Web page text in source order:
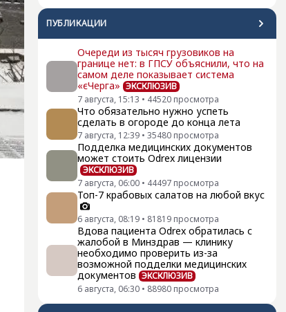
ПУБЛИКАЦИИ
Очереди из тысяч грузовиков на
границе нет: в ГПСУ объяснили, что на
самом деле показывает система
«єЧерга» ЭКСКЛЮЗИВ
7 августа, 15:13 • 44520 просмотра
Что обязательно нужно успеть
сделать в огороде до конца лета
7 августа, 12:39 • 35480 просмотра
Подделка медицинских документов
может стоить Odrex лицензии
ЭКСКЛЮЗИВ
7 августа, 06:00 • 44497 просмотра
Топ-7 крабовых салатов на любой вкус
6 августа, 08:19 • 81819 просмотра
Вдова пациента Odrex обратилась с
жалобой в Минздрав — клинику
необходимо проверить из-за
возможной подделки медицинских
документов ЭКСКЛЮЗИВ
6 августа, 06:30 • 88980 просмотра